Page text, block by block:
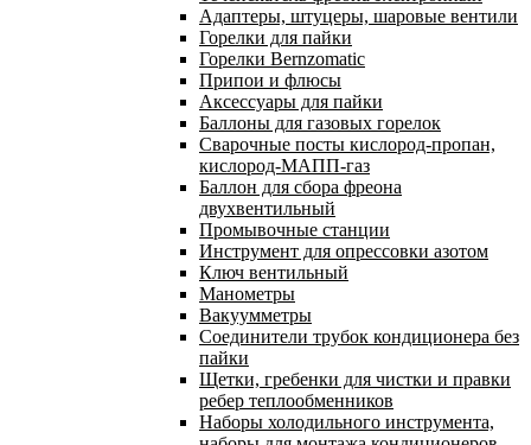
Адаптеры, штуцеры, шаровые вентили
Горелки для пайки
Горелки Bernzomatic
Припои и флюсы
Аксессуары для пайки
Баллоны для газовых горелок
Сварочные посты кислород-пропан,
кислород-МАПП-газ
Баллон для сбора фреона
двухвентильный
Промывочные станции
Инструмент для опрессовки азотом
Ключ вентильный
Манометры
Вакуумметры
Соединители трубок кондиционера без
пайки
Щетки, гребенки для чистки и правки
ребер теплообменников
Наборы холодильного инструмента,